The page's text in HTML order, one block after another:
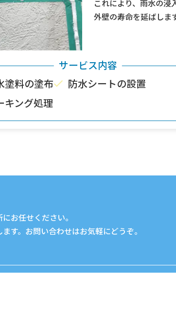
これにより、雨水の浸
外壁の寿命を延ばしま
サービス内容
塗料の塗布
防水シートの設置
キング処理
お任せください。
す。お問い合わせはお気軽にどうぞ。